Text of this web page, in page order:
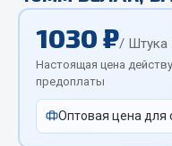
Аксессуары
Аптечки и знаки
Брызговики
Вентиляторы кабины
Вымпела
1030 ₽/ Штука
Настоящая цена
предоплаты
Оптовая цена для